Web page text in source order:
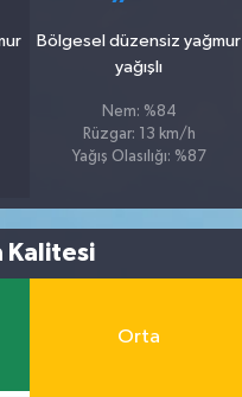
Bölgesel düzensiz yağmur
yağışlı
Nem: %84
Rüzgar: 13 km/h
Yağış Olasılığı: %87
Kalitesi
Orta